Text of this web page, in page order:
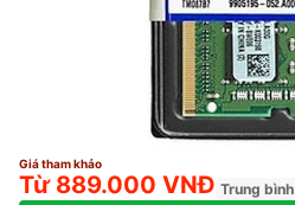
Giá tham khảo
Từ 889.000 VNĐ Trung bình